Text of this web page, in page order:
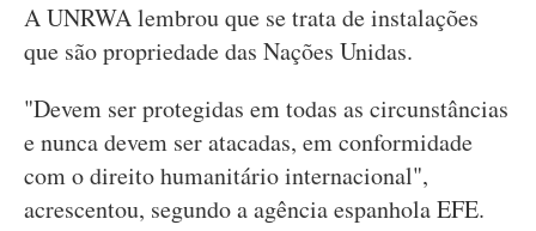
A UNRWA lembrou que se trata de instalações
que são propriedade das Nações Unidas.
"Devem ser protegidas em todas as circunstâncias
e nunca devem ser atacadas, em conformidade
com o direito humanitário internacional",
acrescentou, segundo a agência espanhola EFE.